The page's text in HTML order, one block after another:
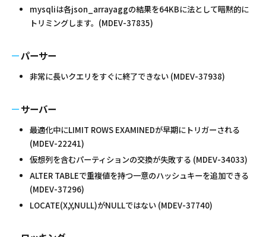
mysqliは各json_arrayaggの結果を64KBに法として暗黙的に
トリミングします。(MDEV-37835)
パーサー
非常に長いクエリをすぐに終了できない (MDEV-37938)
サーバー
最適化中にLIMIT ROWS EXAMINEDが早期にトリガーされる
(MDEV-22241)
仮想列を含むパーティションの交換が失敗する (MDEV-34033)
ALTER TABLEで重複値を持つ一意のハッシュキーを追加できる
(MDEV-37296)
LOCATE(X,Y,NULL)がNULLではない (MDEV-37740)